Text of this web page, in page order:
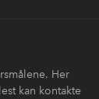
Her
kan kontakte